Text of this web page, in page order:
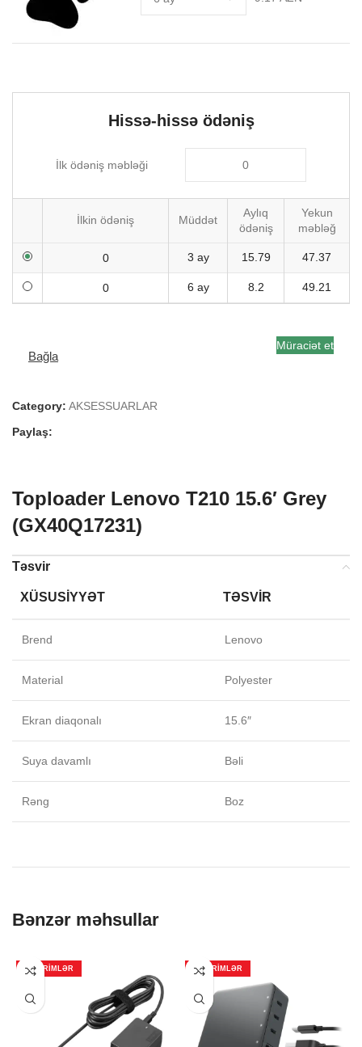
Hissə-hissə ödəniş
İlk ödəniş məbləği
İlkin ödəniş Müddət
Aylıq
ödəniş
Yekun
məbləğ
3 ay 15.79 47.37
6 ay 8.2 49.21
Bağla
Müraciət et
Category: AKSESSUARLAR
Paylaş:
Toploader Lenovo T210 15.6′ Grey
(GX40Q17231)
Təsvir
XÜSUSIYYƏT TƏSVIR
Brend Lenovo
Material Polyester
Ekran diaqonalı 15.6″
Suya davamlı Bəli
Rəng Boz
Bənzər məhsullar
ENDIRIMLƏR ENDIRIMLƏR